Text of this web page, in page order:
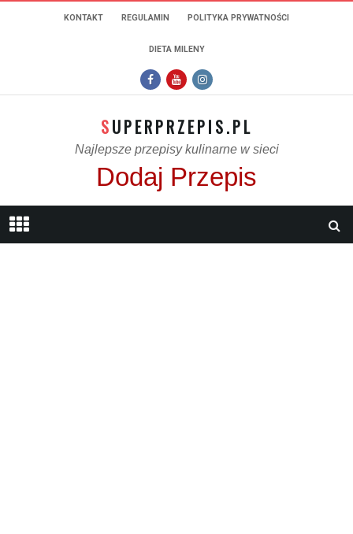
KONTAKT REGULAMIN POLITYKA PRYWATNOŚCI
DIETA MILENY
SUPERPRZEPIS.PL
Najlepsze przepisy kulinarne w sieci
Dodaj Przepis